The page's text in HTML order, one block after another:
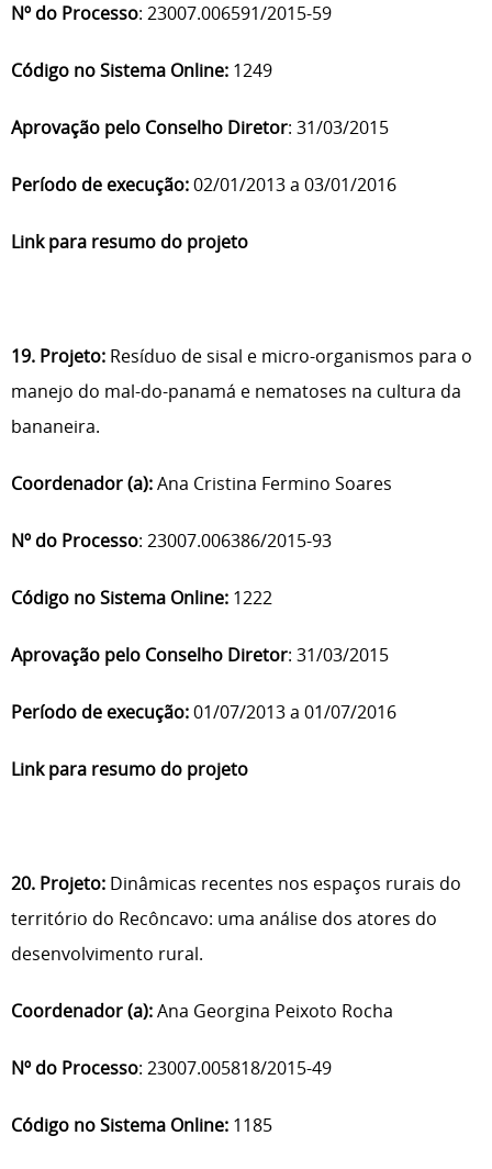
Nº do Processo: 23007.006591/2015-59
Código no Sistema Online: 1249
Aprovação pelo Conselho Diretor: 31/03/2015
Período de execução:02/01/2013 a 03/01/2016
Link para resumo do projeto
19. Projeto: Resíduo de sisal e micro-organismos para o
manejo do mal-do-panamá e nematoses na cultura da
bananeira.
Coordenador (a):Ana Cristina Fermino Soares
Nº do Processo: 23007.006386/2015-93
Código no Sistema Online: 1222
Aprovação pelo Conselho Diretor: 31/03/2015
Período de execução:01/07/2013 a 01/07/2016
Link para resumo do projeto
20. Projeto: Dinâmicas recentes nos espaços rurais do
território do Recôncavo: uma análise dos atores do
desenvolvimento rural.
Coordenador (a):Ana Georgina Peixoto Rocha
Nº do Processo: 23007.005818/2015-49
Código no Sistema Online: 1185